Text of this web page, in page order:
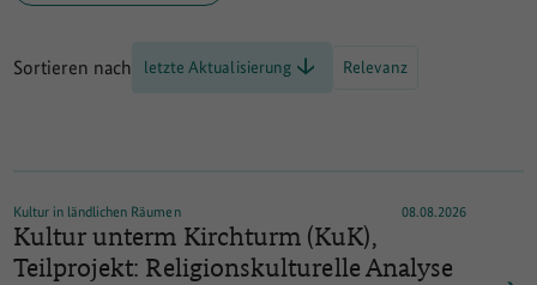
Sortieren nach letzte Aktualisierung Relevanz
Kultur in ländlichen Räumen 08.08.2026
Kultur unterm Kirchturm (KuK),
Teilprojekt: Religionskulturelle Analyse